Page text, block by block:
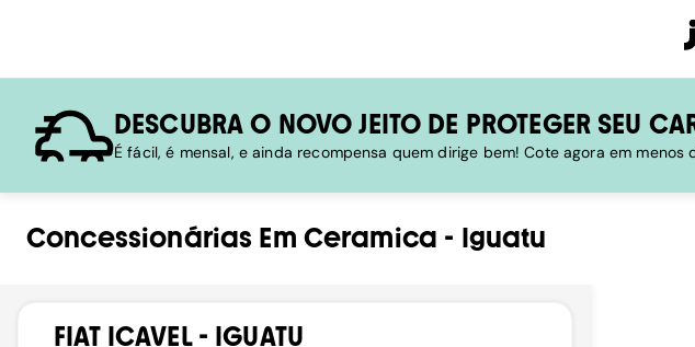
DESCUBRA O NOVO JEITO DE PROTEGER SEU
É fácil, é mensal, e ainda recompensa quem dirige bem! Cote agora em menos
Concessionárias Em Ceramica - Iguatu
FIAT ICAVEL - IGUATU